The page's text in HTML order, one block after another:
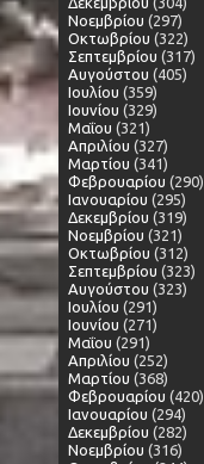
Νοεμβρίου (297)
Οκτωβρίου (322)
Σεπτεμβρίου (317)
Αυγούστου (405)
Ιουλίου (359)
Ιουνίου (329)
Μαΐου (321)
Απριλίου (327)
Μαρτίου (341)
Φεβρουαρίου (290)
Ιανουαρίου (295)
Δεκεμβρίου (319)
Νοεμβρίου (321)
Οκτωβρίου (312)
Σεπτεμβρίου (323)
Αυγούστου (323)
Ιουλίου (291)
Ιουνίου (271)
Μαΐου (291)
Απριλίου (252)
Μαρτίου (368)
Φεβρουαρίου (420)
Ιανουαρίου (294)
Δεκεμβρίου (282)
Νοεμβρίου (316)